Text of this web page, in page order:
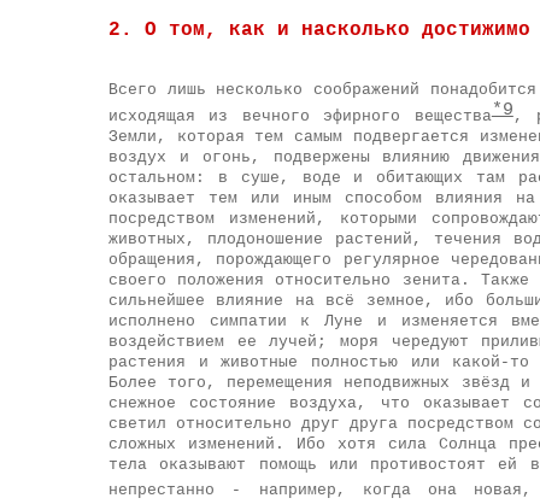
2. О том, как и насколько достижимо
Всего лишь несколько соображений
исходящая из вечного эфирного вещества*9,
Земли, которая тем самым подвергается
воздух и огонь, подвержены влиянию
остальном: в суше, воде и обитающих там
оказывает тем или иным способом влияния
посредством изменений, которыми
животных, плодоношение растений, течения
обращения, порождающего регулярное
своего положения относительно зенита.
сильнейшее влияние на всё земное, ибо
исполнено симпатии к Луне и изменяется
воздействием ее лучей; моря чередуют
растения и животные полностью или какой-
Более того, перемещения неподвижных звёзд
снежное состояние воздуха, что оказывает
светил относительно друг друга посредством
сложных изменений. Ибо хотя сила Солнца
тела оказывают помощь или противостоят
непрестанно - например, когда она